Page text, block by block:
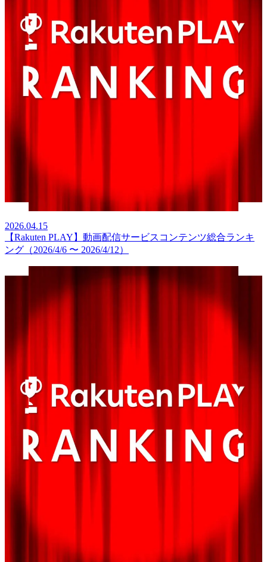
2026.04.15
【Rakuten PLAY】動画配信サービスコンテンツ総合ランキ
ング（2026/4/6 〜 2026/4/12）